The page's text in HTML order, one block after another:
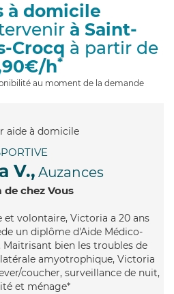
n
à domicile
à Saint-
Crocq à partir de
h*
au moment de la demande
V., Auzances
de chez Vous
et volontaire, Victoria a 20 ans
un diplôme d'Aide Médico-
Maitrisant bien les troubles de
amyotrophique, Victoria
coucher, surveillance de nuit,
et ménage*